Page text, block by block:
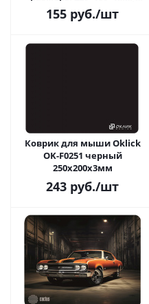
ткань+резина
155 руб./шт
Коврик для мыши Oklick
OK-F0251 черный
250x200x3мм
243 руб./шт